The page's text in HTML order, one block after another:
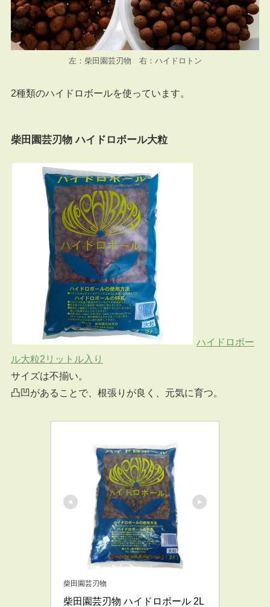
左：柴田園芸刃物 右：ハイドロトン
2種類のハイドロボールを使っています。
柴田園芸刃物 ハイドロボール大粒
ハイドロボー
ル大粒2リットル入り
サイズは不揃い。
凸凹があることで、根張りが良く、元気に育つ。
柴田園芸刃物
柴田園芸刃物 ハイドロボール 2L